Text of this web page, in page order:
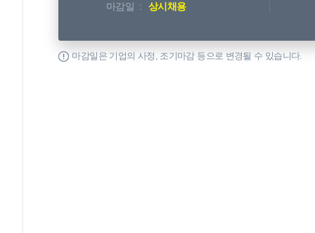
마감일
상시채용
마감일은 기업의 사정, 조기마감 등으로 변경될 수 있습니다.